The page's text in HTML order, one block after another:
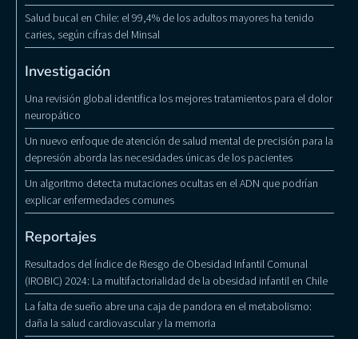
Salud bucal en Chile: el 99,4% de los adultos mayores ha tenido
caries, según cifras del Minsal
Investigación
Una revisión global identifica los mejores tratamientos para el dolor
neuropático
Un nuevo enfoque de atención de salud mental de precisión para la
depresión aborda las necesidades únicas de los pacientes
Un algoritmo detecta mutaciones ocultas en el ADN que podrían
explicar enfermedades comunes
Reportajes
Resultados del Índice de Riesgo de Obesidad Infantil Comunal
(IROBIC) 2024: La multifactorialidad de la obesidad infantil en Chile
La falta de sueño abre una caja de pandora en el metabolismo:
daña la salud cardiovascular y la memoria